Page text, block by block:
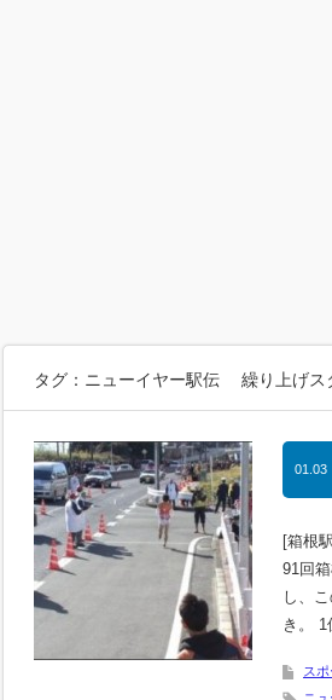
タグ：ニューイヤー駅伝 繰り上げス
01.03
[箱根
91回
し、
き。
スポ